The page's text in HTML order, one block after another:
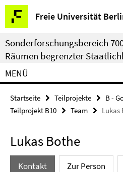
Springe
direkt
zu
Inhalt
Freie Universität
Service-
Navigation
Sonderforschungsbereich
Räumen begrenzter
MENÜ
Startseite Teilprojekte
B -
Teilprojekt B10
Team Lukas
Lukas Bothe
Kontakt Zur Person